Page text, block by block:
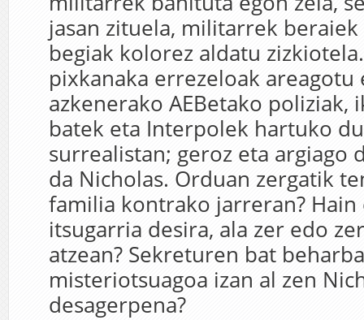
jasan zituela, militarrek
begiak kolorez aldatu
pixkanaka errezeloak areagotu
azkenerako AEBetako
batek eta Interpolek hartuko
surrealistan; geroz eta argiago
da Nicholas. Orduan zergatik
familia kontrako jarreran? Hain
itsugarria desira, ala zer edo
atzean? Sekreturen bat
misteriotsuagoa izan al zen
desagerpena?